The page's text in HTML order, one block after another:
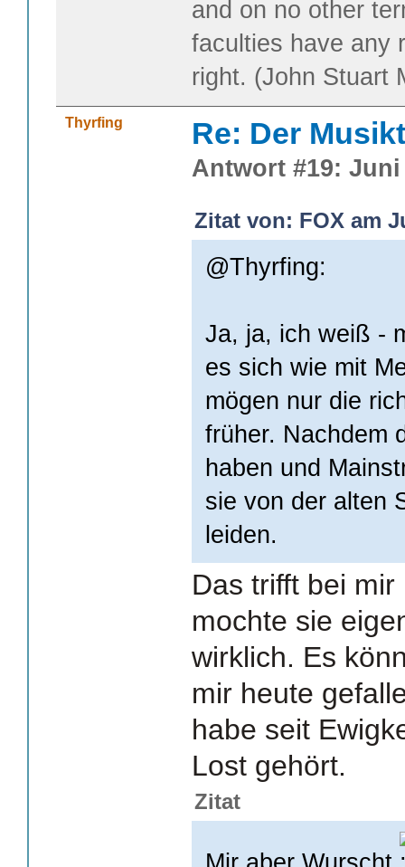
and on no other
faculties have any
right. (John Stuart
Thyrfing Re: Der
Antwort #19: Juni
Zitat von: FOX am
@Thyrfing:
Ja, ja, ich weiß -
es sich wie mit
mögen nur die
früher. Nachdem
haben und
sie von der alten
leiden.
Das trifft bei
mochte sie
wirklich. Es
mir heute
habe seit
Lost gehört.
Zitat